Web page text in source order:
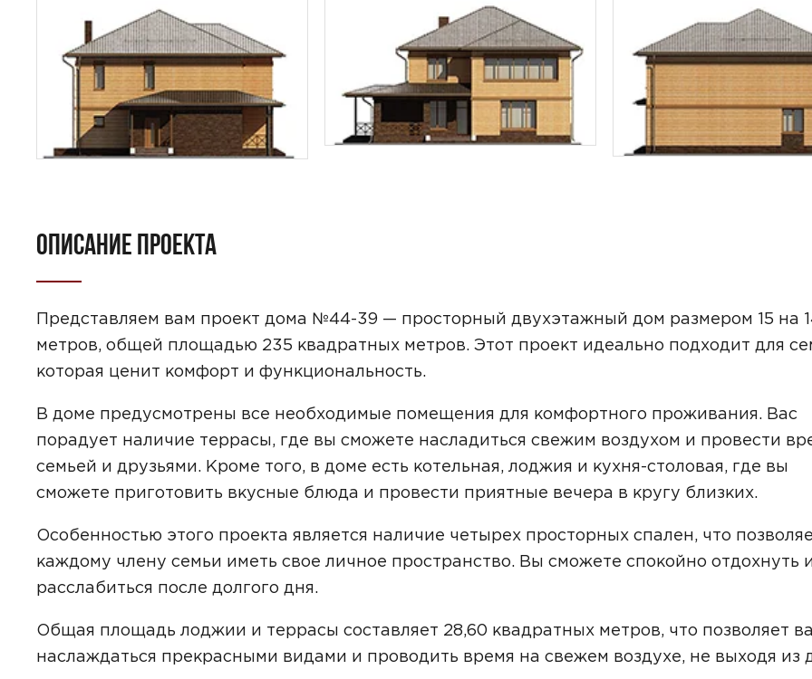
ОПИСАНИЕ ПРОЕКТА
Представляем вам проект дома №44-39 — просторный двухэтажный дом размером 15 на
метров, общей площадью 235 квадратных метров. Этот проект идеально подходит для
которая ценит комфорт и функциональность.
В доме предусмотрены все необходимые помещения для комфортного проживания. Вас
порадует наличие террасы, где вы сможете насладиться свежим воздухом и провести
семьей и друзьями. Кроме того, в доме есть котельная, лоджия и кухня-столовая, где вы
сможете приготовить вкусные блюда и провести приятные вечера в кругу близких.
Особенностью этого проекта является наличие четырех просторных спален, что
каждому члену семьи иметь свое личное пространство. Вы сможете спокойно отдохнуть
расслабиться после долгого дня.
Общая площадь лоджии и террасы составляет 28,60 квадратных метров, что позволяет
наслаждаться прекрасными видами и проводить время на свежем воздухе, не выходя из
Звонок
Telegram MAX